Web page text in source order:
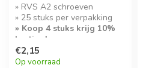
» RVS A2 schroeven
» 25 stuks per verpakking
» Koop 4 stuks krijg 10%
korting!
€2,15
Op voorraad